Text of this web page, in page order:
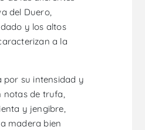
del Duero,
y los altos
a la
por su intensidad y
notas de trufa,
y jengibre,
madera bien